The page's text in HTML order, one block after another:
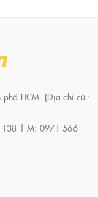
phố HCM. (Địa chỉ cũ :
| M: 0971 566